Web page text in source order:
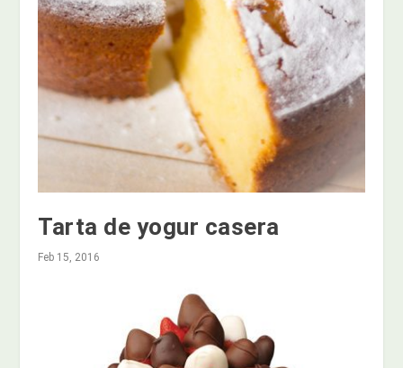
Tarta de yogur casera
Feb 15, 2016